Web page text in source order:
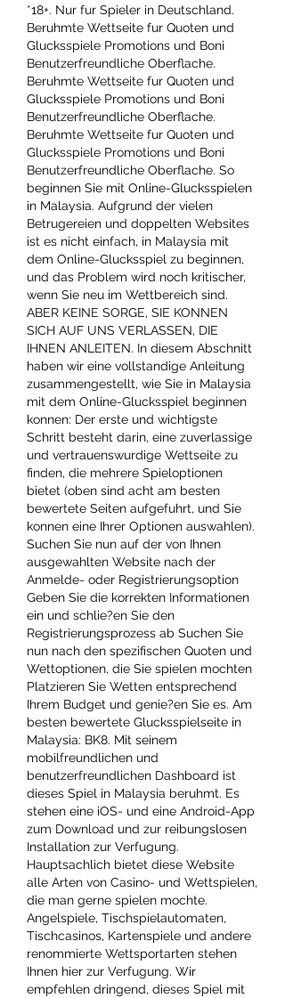
*18+. Nur fur Spieler in Deutschland.
Beruhmte Wettseite fur Quoten und
Glucksspiele Promotions und Boni
Benutzerfreundliche Oberflache.
Beruhmte Wettseite fur Quoten und
Glucksspiele Promotions und Boni
Benutzerfreundliche Oberflache.
Beruhmte Wettseite fur Quoten und
Glucksspiele Promotions und Boni
Benutzerfreundliche Oberflache. So
beginnen Sie mit Online-Glucksspielen
in Malaysia. Aufgrund der vielen
Betrugereien und doppelten Websites
ist es nicht einfach, in Malaysia mit
dem Online-Glucksspiel zu beginnen,
und das Problem wird noch kritischer,
wenn Sie neu im Wettbereich sind.
ABER KEINE SORGE, SIE KONNEN
SICH AUF UNS VERLASSEN, DIE
IHNEN ANLEITEN. In diesem Abschnitt
haben wir eine vollstandige Anleitung
zusammengestellt, wie Sie in Malaysia
mit dem Online-Glucksspiel beginnen
konnen: Der erste und wichtigste
Schritt besteht darin, eine zuverlassige
und vertrauenswurdige Wettseite zu
finden, die mehrere Spieloptionen
bietet (oben sind acht am besten
bewertete Seiten aufgefuhrt, und Sie
konnen eine Ihrer Optionen auswahlen).
Suchen Sie nun auf der von Ihnen
ausgewahlten Website nach der
Anmelde- oder Registrierungsoption
Geben Sie die korrekten Informationen
ein und schlie?en Sie den
Registrierungsprozess ab Suchen Sie
nun nach den spezifischen Quoten und
Wettoptionen, die Sie spielen mochten
Platzieren Sie Wetten entsprechend
Ihrem Budget und genie?en Sie es. Am
besten bewertete Glucksspielseite in
Malaysia: BK8. Mit seinem
mobilfreundlichen und
benutzerfreundlichen Dashboard ist
dieses Spiel in Malaysia beruhmt. Es
stehen eine iOS- und eine Android-App
zum Download und zur reibungslosen
Installation zur Verfugung.
Hauptsachlich bietet diese Website
alle Arten von Casino- und Wettspielen,
die man gerne spielen mochte.
Angelspiele, Tischspielautomaten,
Tischcasinos, Kartenspiele und andere
renommierte Wettsportarten stehen
Ihnen hier zur Verfugung. Wir
empfehlen dringend, dieses Spiel mit